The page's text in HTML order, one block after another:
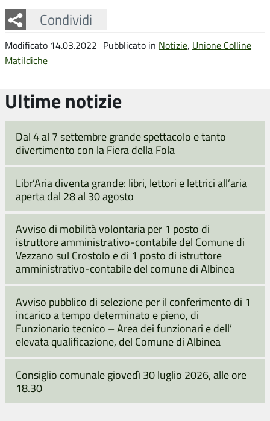
Condividi
Facebook
Twitter
Whatsapp
Modificato 14.03.2022 Pubblicato in Notizie, Unione Colline
Matildiche
Ultime notizie
Dal 4 al 7 settembre grande spettacolo e tanto
divertimento con la Fiera della Fola
Libr’Aria diventa grande: libri, lettori e lettrici all’aria
aperta dal 28 al 30 agosto
Avviso di mobilità volontaria per 1 posto di
istruttore amministrativo-contabile del Comune di
Vezzano sul Crostolo e di 1 posto di istruttore
amministrativo-contabile del comune di Albinea
Avviso pubblico di selezione per il conferimento di 1
incarico a tempo determinato e pieno, di
Funzionario tecnico – Area dei funzionari e dell’
elevata qualificazione, del Comune di Albinea
Consiglio comunale giovedì 30 luglio 2026, alle ore
18.30